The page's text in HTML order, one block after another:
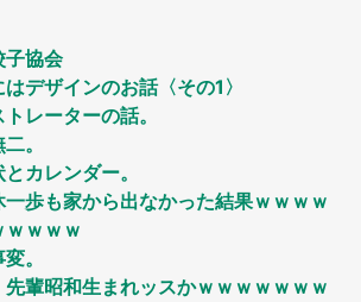
子協会
デザインのお話〈その1〉
レーターの話。
。
カレンダー。
一歩も家から出なかった結果ｗｗｗｗ
ｗｗｗｗ
。
先輩昭和生まれッスかｗｗｗｗｗｗｗ